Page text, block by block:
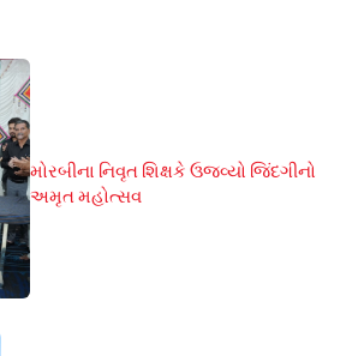
મોરબીના નિવૃત શિક્ષકે ઉજવ્યો જિંદગીનો
અમૃત મહોત્સવ